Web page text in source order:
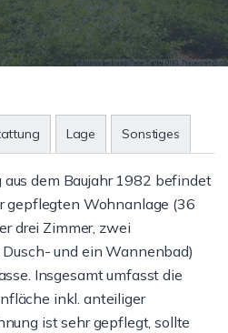
Lage Sonstiges
dem Baujahr 1982 befindet
gepflegten Wohnanlage (36
drei Zimmer, zwei
und ein Wannenbad)
Insgesamt umfasst die
inkl. anteiliger
ist sehr gepflegt, sollte